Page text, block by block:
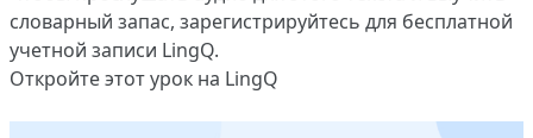
словарный запас, зарегистрируйтесь для бесплатной
учетной записи LingQ.
Откройте этот урок на LingQ